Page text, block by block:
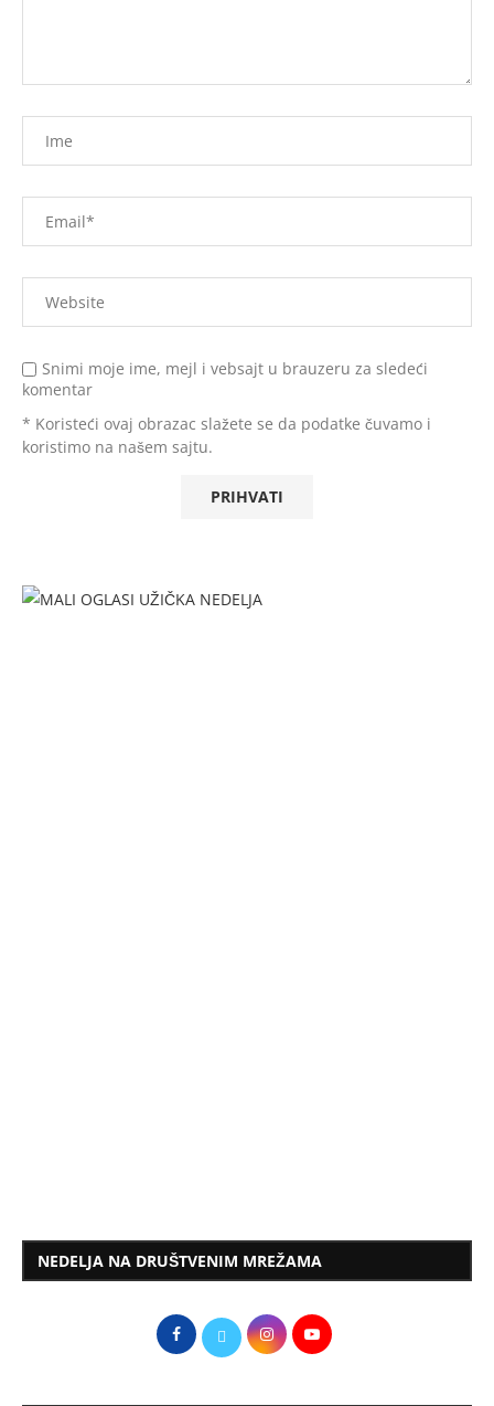
Snimi moje ime, mejl i vebsajt u brauzeru za sledeći
komentar
* Koristeći ovaj obrazac slažete se da podatke čuvamo i
koristimo na našem sajtu.
NEDELJA NA DRUŠTVENIM MREŽAMA